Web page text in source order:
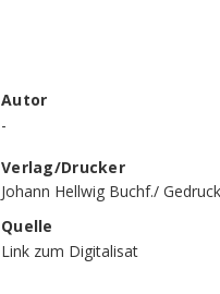
Autor
-
Verlag/Drucker
Johann Hellwig Buchf./
Quelle
Link zum Digitalisat